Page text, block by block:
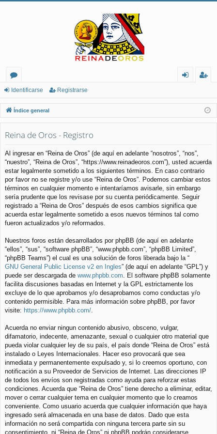
or
os
nt
ifi
rs
e
ist
ra
Identificarse Registrarse
Índice general
Reina de Oros - Registro
Al ingresar en “Reina de Oros” (de aquí en adelante “nosotros”, “nos”,
“nuestro”, “Reina de Oros”, “https://www.reinadeoros.com”), usted acuerda
estar legalmente sometido a los siguientes términos. En caso contrario
por favor no se registre y/o use “Reina de Oros”. Podemos cambiar estos
términos en cualquier momento e intentaríamos avisarle, sin embargo
sería prudente que los revisase por su cuenta periódicamente. Seguir
registrado a “Reina de Oros” después de esos cambios significa que
acuerda estar legalmente sometido a esos nuevos términos tal como
fueron actualizados y/o reformados.
Nuestros foros están desarrollados por phpBB (de aquí en adelante
“ellos”, “sus”, “software phpBB”, “www.phpbb.com”, “phpBB Limited”,
“phpBB Teams”) el cual es una solución de foros liberada bajo la “
GNU General Public License v2 en Ingles” (de aquí en adelante “GPL”) y
puede ser descargada de www.phpbb.com . El software phpBB solamente
facilita discusiones basadas en Internet y la GPL estrictamente los
excluye de lo que aprobamos y/o desaprobamos como conductas y/o
contenido permisible. Para más información sobre phpBB, por favor
visite: https://www.phpbb.com/
Acuerda no enviar ningun contenido abusivo, obsceno, vulgar,
difamatorio, indecente, amenazante, sexual o cualquier otro material que
pueda violar cualquier ley de su país, el país donde “Reina de Oros” está
instalado o Leyes Internacionales. Hacer eso provocará que sea
inmediata y permanentemente expulsado y, si lo creemos oportuno, con
notificación a su Proveedor de Servicios de Internet. Las direcciones IP
de todos los envíos son registradas como ayuda para reforzar estas
condiciones. Acuerda que “Reina de Oros” tiene derecho a eliminar, editar,
mover o cerrar cualquier tema en cualquier momento que lo creamos
conveniente. Como usuario acuerda que cualquier información que haya
ingresado será almacenada en una base de datos. Dado que esta
información no será compartida con ninguna tercera parte sin su
consentimiento, ni “Reina de Oros” ni phpBB podrán considerarse